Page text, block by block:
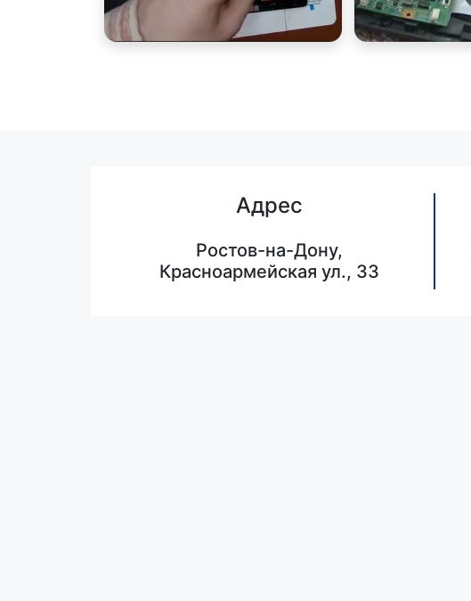
Адрес
Ростов-на-Дону,
Красноармейская ул., 33